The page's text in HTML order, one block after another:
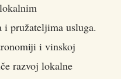
pružateljima usluga.
i vinskoj
razvoj lokalne